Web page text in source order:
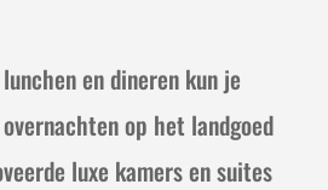
en dineren kun je
op het landgoed
luxe kamers en suites